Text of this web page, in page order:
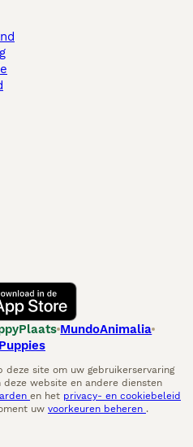
MundoAnimalia
site om uw gebruikerservaring
website en andere diensten
en het privacy- en cookiebeleid
uw voorkeuren beheren .